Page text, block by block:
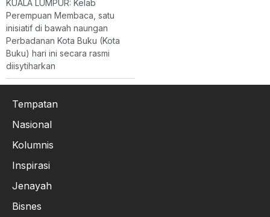
KUALA LUMPUR: Kelab
Perempuan Membaca, satu
inisiatif di bawah naungan
Perbadanan Kota Buku (Kota
Buku) hari ini secara rasmi
diisytiharkan
Tempatan
Nasional
Kolumnis
Inspirasi
Jenayah
Bisnes